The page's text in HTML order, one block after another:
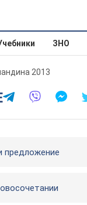
ЗНО
2013
предложение